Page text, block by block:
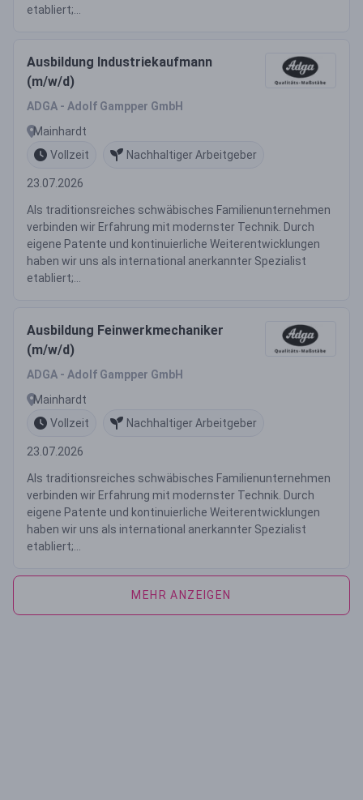
etabliert;...
Ausbildung Industriekaufmann
(m/w/d)
ADGA - Adolf Gampper GmbH
Mainhardt
Vollzeit
Nachhaltiger Arbeitgeber
23.07.2026
Als traditionsreiches schwäbisches Familienunternehmen
verbinden wir Erfahrung mit modernster Technik. Durch
eigene Patente und kontinuierliche Weiterentwicklungen
haben wir uns als international anerkannter Spezialist
etabliert;...
Ausbildung Feinwerkmechaniker
(m/w/d)
ADGA - Adolf Gampper GmbH
Mainhardt
Vollzeit
Nachhaltiger Arbeitgeber
23.07.2026
Als traditionsreiches schwäbisches Familienunternehmen
verbinden wir Erfahrung mit modernster Technik. Durch
eigene Patente und kontinuierliche Weiterentwicklungen
haben wir uns als international anerkannter Spezialist
etabliert;...
MEHR ANZEIGEN